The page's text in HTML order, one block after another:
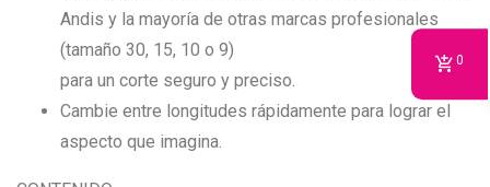
Andis y la mayoría de otras marcas profesionales
(tamaño 30, 15, 10 o 9)
para un corte seguro y preciso.
Cambie entre longitudes rápidamente para lograr el
aspecto que imagina.
0